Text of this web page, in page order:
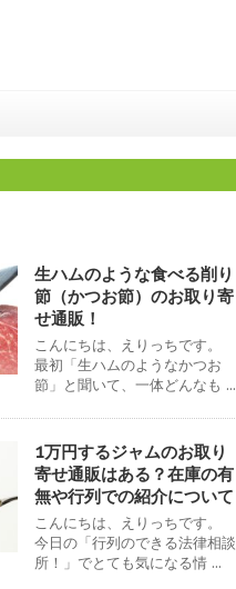
生ハムのような食べる削り
節（かつお節）のお取り寄
せ通販！
こんにちは、えりっちです。
最初「生ハムのようなかつお
節」と聞いて、一体どんなも ...
1万円するジャムのお取り
寄せ通販はある？在庫の有
無や行列での紹介について
こんにちは、えりっちです。
今日の「行列のできる法律相談
所！」でとても気になる情 ...